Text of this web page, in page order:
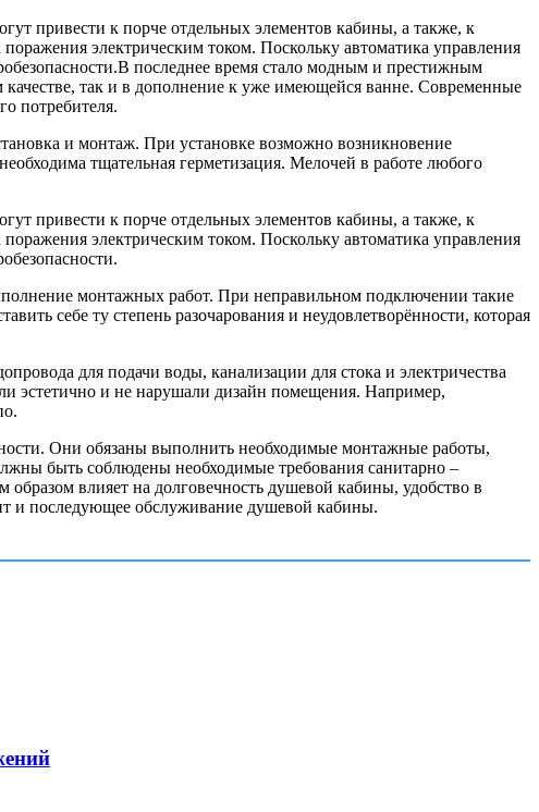
привести к порче отдельных элементов кабины, а также, к
электрическим током. Поскольку автоматика управления
В последнее время стало модным и престижным
качестве, так и в дополнение к уже имеющейся ванне. Современные
потребителя.
и монтаж. При установке возможно возникновение
тщательная герметизация. Мелочей в работе любого
привести к порче отдельных элементов кабины, а также, к
электрическим током. Поскольку автоматика управления
монтажных работ. При неправильном подключении такие
себе ту степень разочарования и неудовлетворённости, которая
для подачи воды, канализации для стока и электричества
эстетично и не нарушали дизайн помещения. Например,
Они обязаны выполнить необходимые монтажные работы,
быть соблюдены необходимые требования санитарно –
влияет на долговечность душевой кабины, удобство в
и последующее обслуживание душевой кабины.